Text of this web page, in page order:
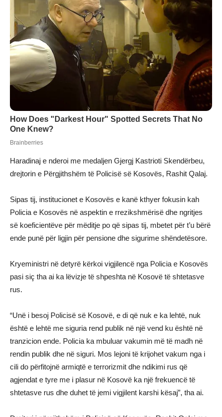
Haradinaj e nderoi me medaljen Gjergj Kastrioti Skendërbeu,
drejtorin e Përgjithshëm të Policisë së Kosovës, Rashit Qalaj.
Sipas tij, institucionet e Kosovës e kanë kthyer fokusin kah
Policia e Kosovës në aspektin e rrezikshmërisë dhe ngritjes
së koeficientëve për mëditje po që sipas tij, mbetet për t’u bërë
ende punë për ligjin për pensione dhe sigurime shëndetësore.
Kryeministri në detyrë kërkoi vigjilencë nga Policia e Kosovës
pasi siç tha ai ka lëvizje të shpeshta në Kosovë të shtetasve
rus.
“Unë i besoj Policisë së Kosovë, e di që nuk e ka lehtë, nuk
është e lehtë me siguria rend publik në një vend ku është në
tranzicion ende. Policia ka mbuluar vakumin më të madh në
rendin publik dhe në siguri. Mos lejoni të krijohet vakum nga i
cili do përfitojnë armiqtë e terrorizmit dhe ndikimi rus që
agjendat e tyre me i plasur në Kosovë ka një frekuencë të
shtetasve rus dhe duhet të jemi vigjilent karshi kësaj”, tha ai.